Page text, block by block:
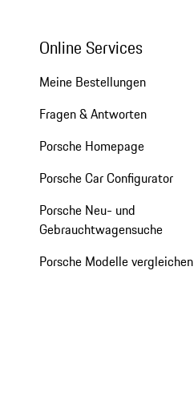
Online Services
Meine Bestellungen
Fragen & Antworten
Porsche Homepage
Porsche Car Configurator
Porsche Neu- und
Gebrauchtwagensuche
Porsche Modelle vergleichen